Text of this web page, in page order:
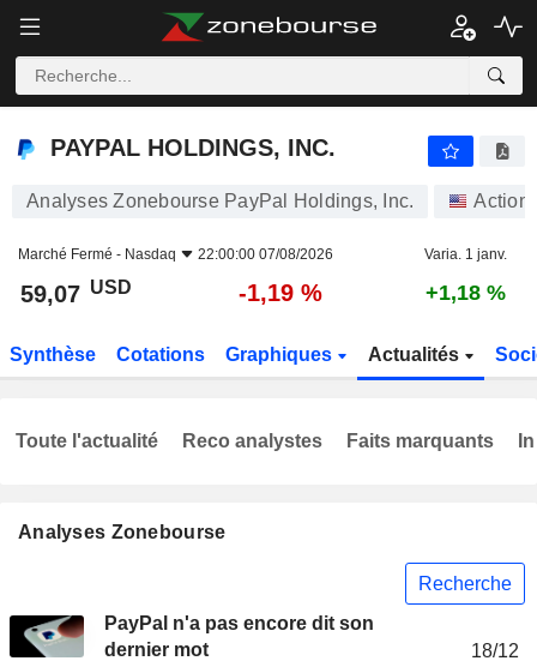
PAYPAL HOLDINGS, INC.
PAYPAL HOLDINGS, INC.
Analyses Zonebourse PayPal Holdings, Inc.
Marché Fermé - Nasdaq 22:00:00 07/08/2026 Varia. 1 janv.
59,07 USD -1,19 % +1,18 %
Synthèse Cotations Graphiques Actualités
Analyses Zonebourse
Recherche
PayPal n'a pas encore dit son
dernier mot
18/12
Toute l'actualité Reco analystes Faits marquants